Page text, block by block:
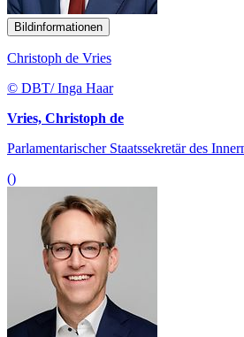
Bildinformationen
Christoph de Vries
© DBT/ Inga Haar
Vries, Christoph de
Parlamentarischer Staatssekretär des
()